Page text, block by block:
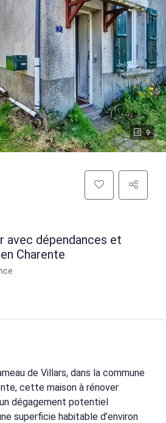
9
avec dépendances et
Charente
de Villars, dans la commune
cette maison à rénover
dégagement potentiel
superficie habitable d’environ